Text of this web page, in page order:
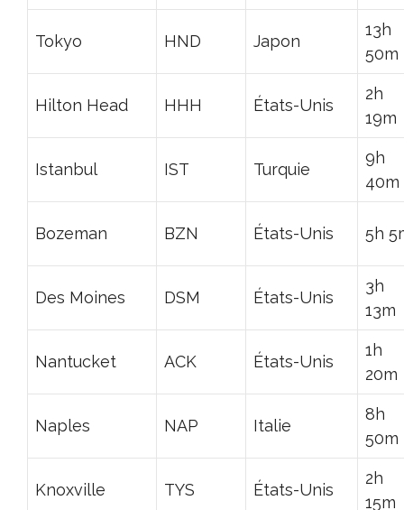
Tokyo HND Japon
13h
50m
Hilton Head HHH États-Unis
2h
19m
Istanbul IST Turquie
9h
40m
Bozeman BZN États-Unis 5h
Des Moines DSM États-Unis
3h
13m
Nantucket ACK États-Unis
1h
20m
Naples NAP Italie
8h
50m
Knoxville TYS États-Unis
2h
15m